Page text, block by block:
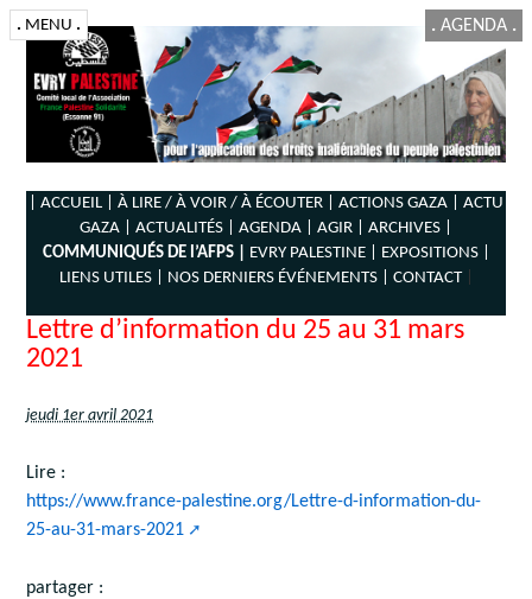
. MENU . . AGENDA .
| ACCUEIL | À LIRE / À VOIR / À ÉCOUTER | ACTIONS GAZA |
ACTU
GAZA |
ACTUALITÉS | AGENDA | AGIR |
ARCHIVES |
COMMUNIQUÉS DE l’AFPS |
EVRY PALESTINE |
EXPOSITIONS |
LIENS UTILES |
NOS DERNIERS ÉVÉNEMENTS | CONTACT|
Lettre d’information du 25 au 31 mars
2021
jeudi 1er avril 2021
Lire :
https://www.france-palestine.org/Lettre-d-information-du-
25-au-31-mars-2021
partager :